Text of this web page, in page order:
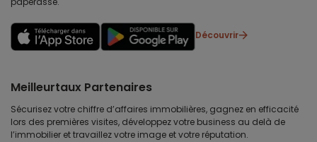
Découvrir
Meilleurtaux Partenaires
Sécurisez votre chiffre d’affaires immobilières, gagnez en efficacité
lors des premières visites, développez votre business au delà de
l’immobilier et travaillez votre image et votre réputation.